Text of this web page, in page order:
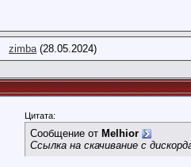
zimba(28.05.2024)
Цитата:
Сообщение от Melhior
Ссылка на скачивание с